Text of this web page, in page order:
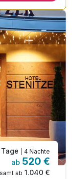
| 4 Nächte
ab 520 €
ab 1.040 €